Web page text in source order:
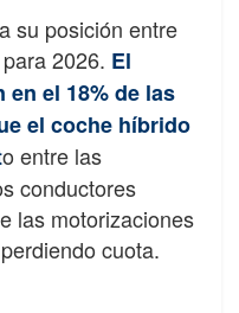
su posición entre
2026. El
el 18% de las
el coche híbrido
o entre las
conductores
las motorizaciones
cuota.